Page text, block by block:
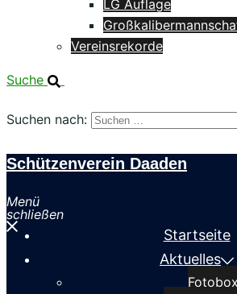
LG Auflage
Vereinsrekorde
Suche
Suchen nach:
Schützenverein Daaden
Menü
schließen
Startseite
Aktuelles
Fotobox